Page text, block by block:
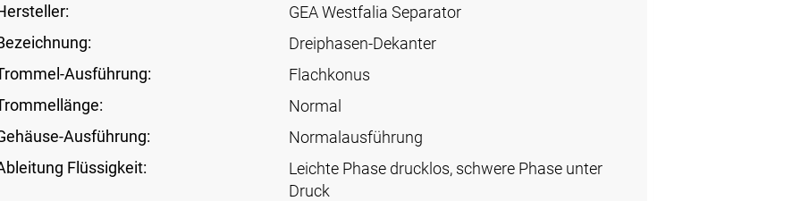
GEA Westfalia Separator
Dreiphasen-Dekanter
Ausführung:
Flachkonus
Normal
Ausführung:
Normalausführung
Flüssigkeit:
Leichte Phase drucklos, schwere Phase unter
Druck